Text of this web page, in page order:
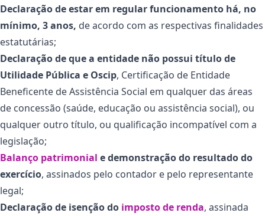
Declaração de estar em regular funcionamento há, no
mínimo, 3 anos, de acordo com as respectivas finalidades
estatutárias;
Declaração de que a entidade não possui título de
Utilidade Pública e Oscip, Certificação de Entidade
Beneficente de Assistência Social em qualquer das áreas
de concessão (saúde, educação ou assistência social), ou
qualquer outro título, ou qualificação incompatível com a
legislação;
Balanço patrimonial e demonstração do resultado do
exercício, assinados pelo contador e pelo representante
legal;
Declaração de isenção do imposto de renda, assinada